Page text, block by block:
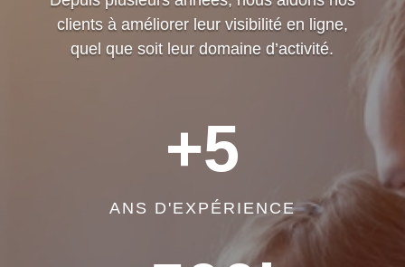
clients à améliorer leur visibilité en ligne,
quel que soit leur domaine d’activité.
+5
ANS D'EXPÉRIENCE